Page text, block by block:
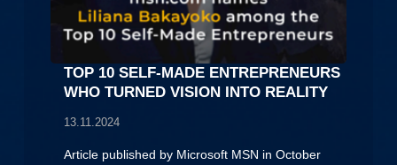
TOP 10 SELF-MADE ENTREPRENEURS
WHO TURNED VISION INTO REALITY
13.11.2024
Article published by Microsoft MSN in October